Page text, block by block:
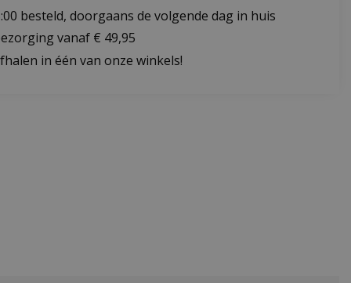
besteld, doorgaans de volgende dag in huis
vanaf € 49,95
in één van onze winkels!